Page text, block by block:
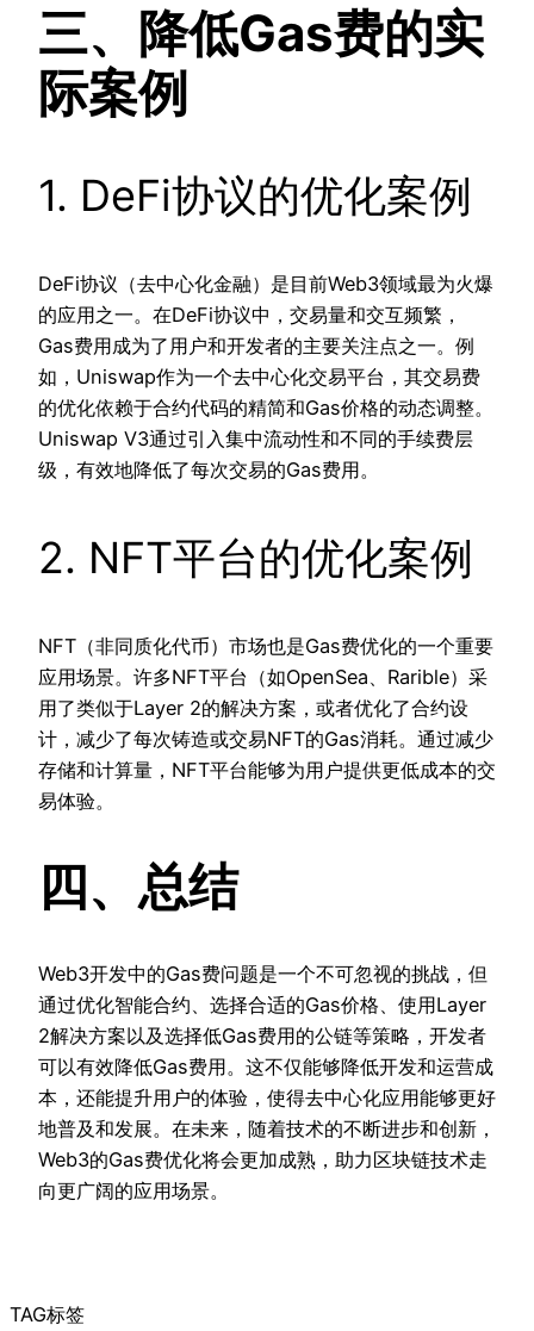
三、降低Gas费的实
际案例
1. DeFi协议的优化案例
DeFi协议（去中心化金融）是目前Web3领域最为火爆
的应用之一。在DeFi协议中，交易量和交互频繁，
Gas费用成为了用户和开发者的主要关注点之一。例
如，Uniswap作为一个去中心化交易平台，其交易费
的优化依赖于合约代码的精简和Gas价格的动态调整。
Uniswap V3通过引入集中流动性和不同的手续费层
级，有效地降低了每次交易的Gas费用。
2. NFT平台的优化案例
NFT（非同质化代币）市场也是Gas费优化的一个重要
应用场景。许多NFT平台（如OpenSea、Rarible）采
用了类似于Layer 2的解决方案，或者优化了合约设
计，减少了每次铸造或交易NFT的Gas消耗。通过减少
存储和计算量，NFT平台能够为用户提供更低成本的交
易体验。
四、总结
Web3开发中的Gas费问题是一个不可忽视的挑战，但
通过优化智能合约、选择合适的Gas价格、使用Layer
2解决方案以及选择低Gas费用的公链等策略，开发者
可以有效降低Gas费用。这不仅能够降低开发和运营成
本，还能提升用户的体验，使得去中心化应用能够更好
地普及和发展。在未来，随着技术的不断进步和创新，
Web3的Gas费优化将会更加成熟，助力区块链技术走
向更广阔的应用场景。
TAG标签